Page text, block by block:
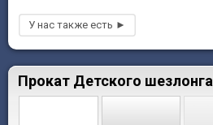
Прокат Детского шезлонга